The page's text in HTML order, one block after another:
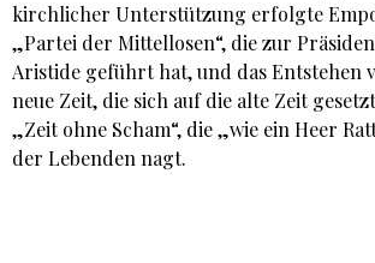
kirchlicher Unterstützung erfolgte
„Partei der Mittellosen“, die zur
Aristide geführt hat, und das Entstehen
neue Zeit, die sich auf die alte Zeit
„Zeit ohne Scham“, die „wie ein Heer
der Lebenden nagt.